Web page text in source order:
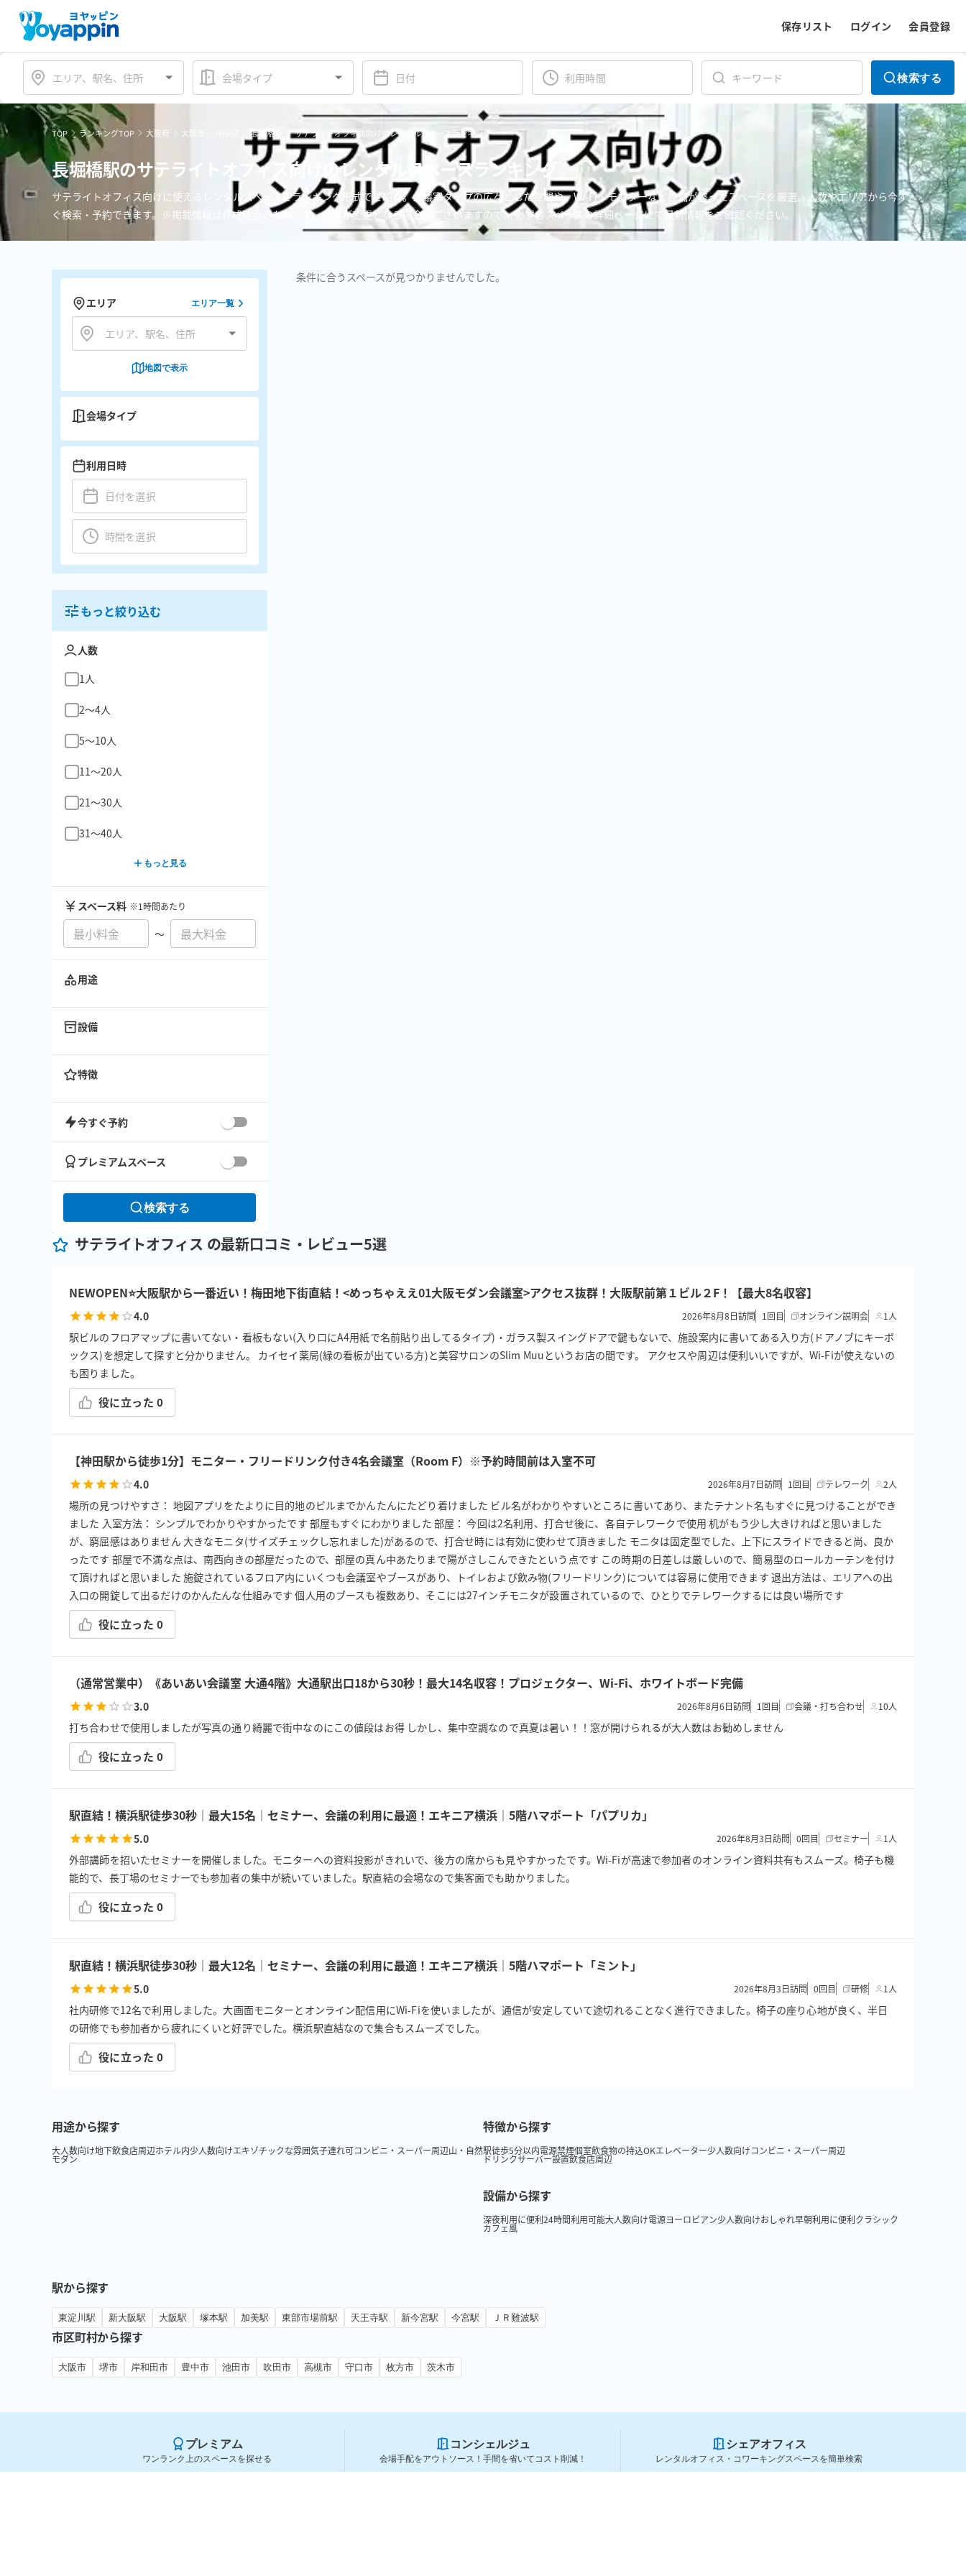
保存リスト ログイン 会員登録
会場タイプ 検索する
TOP ランキングTOP 大阪府 大阪市 長堀橋駅 サテライトオフィス向けのレンタルスペースランキング
長堀橋駅のサテライトオフィス向けのレンタルスペースランキング
サテライトオフィス向けに使えるレンタルスペースをランキング形式でご紹介。会議室タイプの広々とした空間や、Wi-Fi・モニターなど設備が整ったスペースを厳選。人数やエリアから今す
ぐ検索・予約できます。※掲載情報は作成時点のものです。内容が変更となる場合がございますので、 必ず各スペースの詳細ページにて最新情報をご確認ください。
条件に合うスペースが見つかりませんでした。
エリア
エリア一覧
地図で表示
会場タイプ
利用日時
もっと絞り込む
人数
1人
2〜4人
5〜10人
11〜20人
21〜30人
31〜40人
もっと見る
スペース料 ※1時間あたり
〜
用途
設備
特徴
今すぐ予約
プレミアムスペース
検索する
サテライトオフィス の最新口コミ・レビュー5選
NEWOPEN⭐️大阪駅から一番近い！梅田地下街直結！<めっちゃええ01大阪モダン会議室>アクセス抜群！大阪駅前第１ビル２F！【最大8名収容】
4.0 2026年8月8日訪問 1 回目 オンライン説明会 1人
駅ビルのフロアマップに書いてない・看板もない(入り口にA4用紙で名前貼り出してるタイプ)・ガラス製スイングドアで鍵もないで、施設案内に書いてある入り方(ドアノブにキーボ
ックス)を想定して探すと分かりません。 カイセイ薬局(緑の看板が出ている方)と美容サロンのSlim Muuというお店の間です。 アクセスや周辺は便利いいですが、Wi-Fiが使えないの
も困りました。
役に立った 0
【神田駅から徒歩1分】モニター・フリードリンク付き4名会議室（Room F）※予約時間前は入室不可
4.0 2026年8月7日訪問 1 回目 テレワーク 2人
場所の見つけやすさ： 地図アプリをたよりに目的地のビルまでかんたんにたどり着けました ビル名がわかりやすいところに書いてあり、またテナント名もすぐに見つけることができ
ました 入室方法： シンプルでわかりやすかったです 部屋もすぐにわかりました 部屋： 今回は2名利用、打合せ後に、各自テレワークで使用 机がもう少し大きければと思いました
が、窮屈感はありません 大きなモニタ(サイズチェックし忘れました)があるので、打合せ時には有効に使わせて頂きました モニタは固定型でした、上下にスライドできると尚、良か
ったです 部屋で不満な点は、南西向きの部屋だったので、部屋の真ん中あたりまで陽がさしこんできたという点です この時期の日差しは厳しいので、簡易型のロールカーテンを付け
て頂ければと思いました 施錠されているフロア内にいくつも会議室やブースがあり、トイレおよび飲み物(フリードリンク)については容易に使用できます 退出方法は、エリアへの出
入口の開錠して出るだけのかんたんな仕組みです 個人用のブースも複数あり、そこには27インチモニタが設置されているので、ひとりでテレワークするには良い場所です
役に立った 0
（通常営業中）《あいあい会議室 大通4階》大通駅出口18から30秒！最大14名収容！プロジェクター、Wi-Fi、ホワイトボード完備
3.0 2026年8月6日訪問 1 回目 会議・打ち合わせ 10人
打ち合わせで使用しましたが写真の通り綺麗で街中なのにこの値段はお得 しかし、集中空調なので真夏は暑い！！窓が開けられるが大人数はお勧めしません
役に立った 0
駅直結！横浜駅徒歩30秒｜最大15名｜セミナー、会議の利用に最適！エキニア横浜｜5階ハマポート「パプリカ」
5.0 2026年8月3日訪問 0回目 セミナー 1人
外部講師を招いたセミナーを開催しました。モニターへの資料投影がきれいで、後方の席からも見やすかったです。Wi-Fiが高速で参加者のオンライン資料共有もスムーズ。椅子も機
能的で、長丁場のセミナーでも参加者の集中が続いていました。駅直結の会場なので集客面でも助かりました。
役に立った 0
駅直結！横浜駅徒歩30秒｜最大12名｜セミナー、会議の利用に最適！エキニア横浜｜5階ハマポート「ミント」
5.0 2026年8月3日訪問 0回目 研修 1人
社内研修で12名で利用しました。大画面モニターとオンライン配信用にWi-Fiを使いましたが、通信が安定していて途切れることなく進行できました。椅子の座り心地が良く、半日
の研修でも参加者から疲れにくいと好評でした。横浜駅直結なので集合もスムーズでした。
役に立った 0
用途から探す
大人数向け地下飲食店周辺ホテル内少人数向けエキゾチックな雰囲気子連れ可コンビニ・スーパー周辺山・自然
モダン
特徴から探す
駅徒歩5分以内電源禁煙個室飲食物の持込OKエレベーター少人数向けコンビニ・スーパー周辺
ドリンクサーバー設置飲食店周辺
設備から探す
深夜利用に便利24時間利用可能大人数向け電源ヨーロピアン少人数向けおしゃれ早朝利用に便利クラシック
カフェ風
駅から探す
東淀川駅 新大阪駅 大阪駅 塚本駅 加美駅 東部市場前駅 天王寺駅 新今宮駅 今宮駅 ＪＲ難波駅
市区町村から探す
大阪市 堺市 岸和田市 豊中市 池田市 吹田市 高槻市 守口市 枚方市 茨木市
プレミアム
ワンランク上のスペースを探せる
コンシェルジュ
会場手配をアウトソース！手間を省いてコスト削減！
シェアオフィス
レンタルオフィス・コワーキングスペースを簡単検索